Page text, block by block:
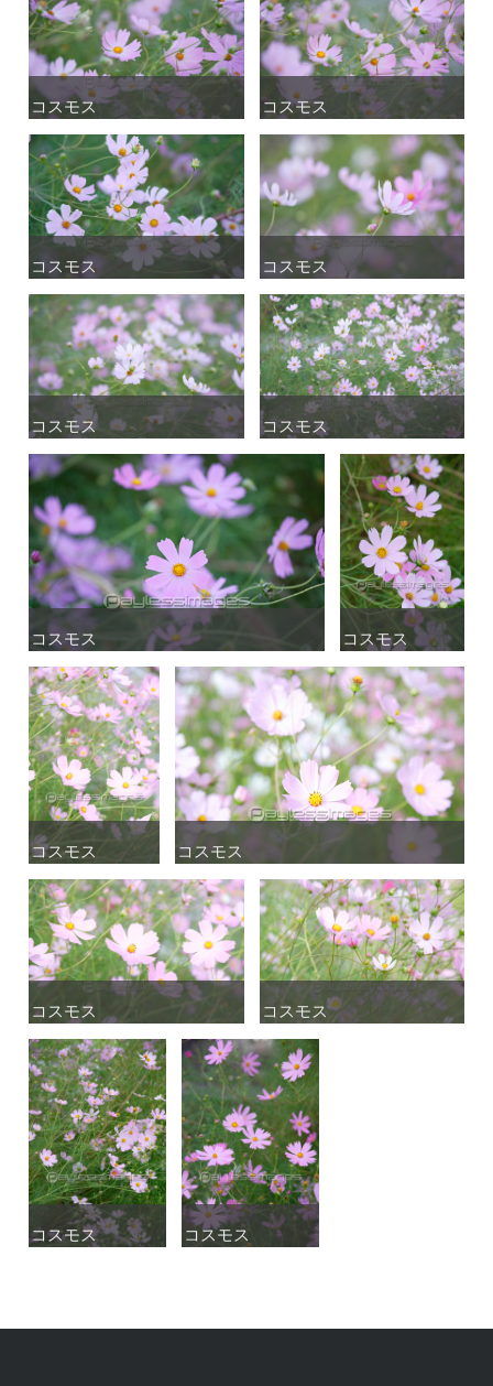
コスモス
コスモス コスモス
コスモス
コスモス
コスモス コスモス
コスモス
コスモス
コスモス コスモス
コスモス
コスモス
コスモス コスモス
コスモス
コスモス
コスモス コスモス
コスモス
コスモス
コスモス コスモス
コスモス
コスモス
コスモス コスモス
コスモス